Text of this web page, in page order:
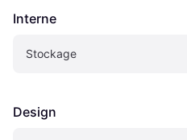
Interne
Stockage
Design